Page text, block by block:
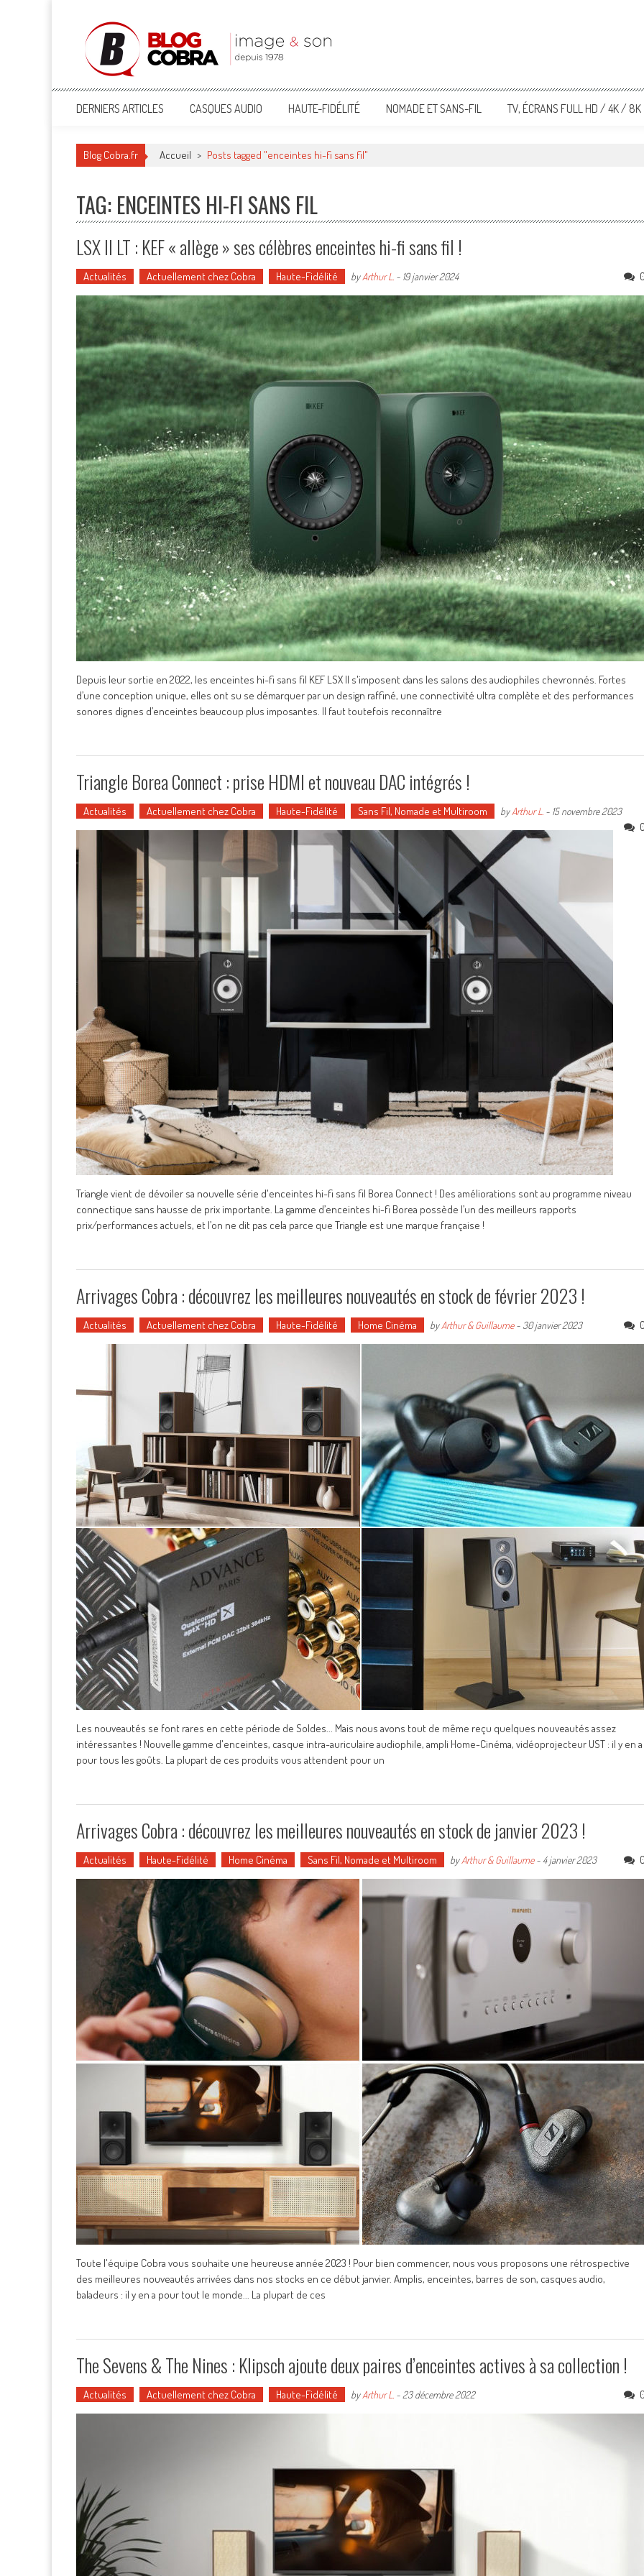
Blog Cobra
Toute l'actu Image & Son !
DERNIERS ARTICLES CASQUES AUDIO HAUTE-FIDÉLITÉ NOMADE ET SANS-FIL TV, ÉCRANS FULL HD / 4K / 8K
Blog Cobra.fr Accueil > Posts tagged "enceintes hi-fi sans fil"
TAG: ENCEINTES HI-FI SANS FIL
LSX II LT : KEF « allège » ses célèbres enceintes hi-fi sans fil !
Actualités Actuellement chez Cobra Haute-Fidélité byArthur L. - 19 janvier 2024
Depuis leur sortie en 2022, les enceintes hi-fi sans fil KEF LSX II s'imposent dans les salons des audiophiles chevronnés. Fortes
d’une conception unique, elles ont su se démarquer par un design raffiné, une connectivité ultra complète et des performances
sonores dignes d’enceintes beaucoup plus imposantes. Il faut toutefois reconnaître
Triangle Borea Connect : prise HDMI et nouveau DAC intégrés !
Actualités Actuellement chez Cobra Haute-Fidélité Sans Fil, Nomade et Multiroom byArthur L. - 15 novembre 2023
Triangle vient de dévoiler sa nouvelle série d'enceintes hi-fi sans fil Borea Connect ! Des améliorations sont au programme niveau
connectique sans hausse de prix importante. La gamme d’enceintes hi-fi Borea possède l’un des meilleurs rapports
prix/performances actuels, et l’on ne dit pas cela parce que Triangle est une marque française !
Arrivages Cobra : découvrez les meilleures nouveautés en stock de février 2023 !
Actualités Actuellement chez Cobra Haute-Fidélité Home Cinéma byArthur & Guillaume- 30 janvier 2023
Les nouveautés se font rares en cette période de Soldes... Mais nous avons tout de même reçu quelques nouveautés assez
intéressantes ! Nouvelle gamme d'enceintes, casque intra-auriculaire audiophile, ampli Home-Cinéma, vidéoprojecteur UST : il y en a
pour tous les goûts. La plupart de ces produits vous attendent pour un
Arrivages Cobra : découvrez les meilleures nouveautés en stock de janvier 2023 !
Actualités Haute-Fidélité Home Cinéma Sans Fil, Nomade et Multiroom byArthur & Guillaume- 4 janvier 2023
Toute l'équipe Cobra vous souhaite une heureuse année 2023 ! Pour bien commencer, nous vous proposons une rétrospective
des meilleures nouveautés arrivées dans nos stocks en ce début janvier. Amplis, enceintes, barres de son, casques audio,
baladeurs : il y en a pour tout le monde... La plupart de ces
The Sevens & The Nines : Klipsch ajoute deux paires d’enceintes actives à sa collection !
Actualités Actuellement chez Cobra Haute-Fidélité byArthur L. - 23 décembre 2022